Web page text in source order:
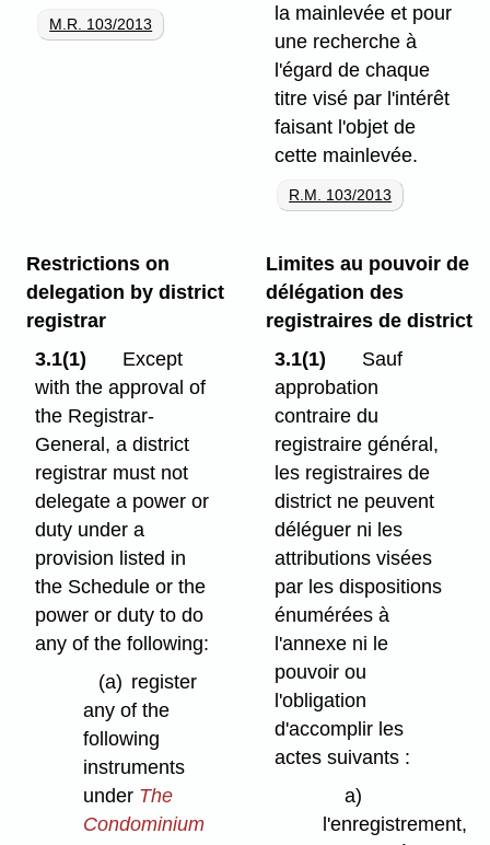
M.R. 103/2013
la mainlevée et pour
une recherche à
l'égard de chaque
titre visé par l'intérêt
faisant l'objet de
cette mainlevée.
R.M. 103/2013
Restrictions on
delegation by district
registrar
3.1(1)
Except
with the approval of
the Registrar-
General, a district
registrar must not
delegate a power or
duty under a
provision listed in
the Schedule or the
power or duty to do
any of the following:
(a) register
any of the
following
instruments
under The
Condominium
Limites au pouvoir de
délégation des
registraires de district
3.1(1)
Sauf
approbation
contraire du
registraire général,
les registraires de
district ne peuvent
déléguer ni les
attributions visées
par les dispositions
énumérées à
l'annexe ni le
pouvoir ou
l'obligation
d'accomplir les
actes suivants :
a)
l'enregistrement,